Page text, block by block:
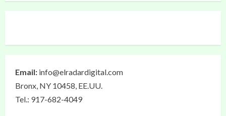
Email: info@elradardigital.com
Bronx, NY 10458, EE.UU.
Tel.: 917-682-4049